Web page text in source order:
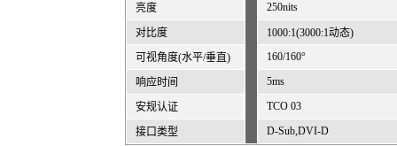
亮度 250nits
对比度
1000:1(3000:1动态)
可视角度(水平/垂直)
160/160°
响应时间 5ms
安规认证 TCO 03
接口类型 D-Sub,DVI-D